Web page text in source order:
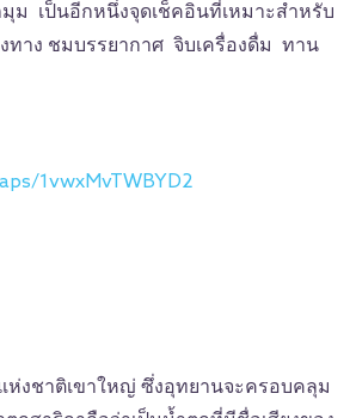
ม เป็นอีกหนึ่งจุดเช็คอินที่เหมาะสำหรับ
ทาง ชมบรรยากาศ จิบเครื่องดื่ม ทาน
1vwxMvTWBYD2
ห่งชาติเขาใหญ่ ซึ่งอุทยานจะครอบคลุม